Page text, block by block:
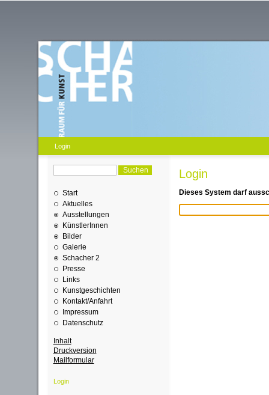
Login
Start
Aktuelles
Ausstellungen
KünstlerInnen
Bilder
Galerie
Schacher 2
Presse
Links
Kunstgeschichten
Kontakt/Anfahrt
Impressum
Datenschutz
Inhalt
Druckversion
Mailformular
Login
Login
Dieses System darf